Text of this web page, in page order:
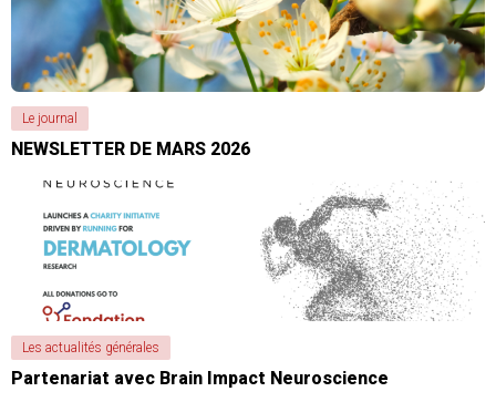
Le journal
NEWSLETTER DE MARS 2026
Les actualités générales
Partenariat avec Brain Impact Neuroscience